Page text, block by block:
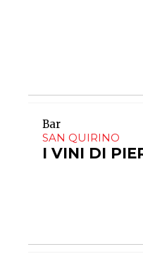
Bar
SAN QUIRINO
I VINI DI